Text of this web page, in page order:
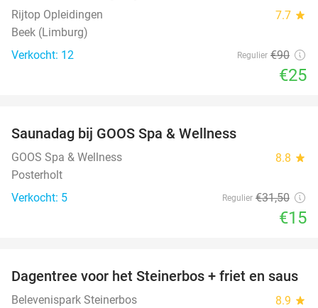
Rijtop Opleidingen 7.7 star
Beek (Limburg)
Verkocht: 12
Regulier €90
€25
TODAY
Saunadag bij GOOS Spa & Wellness
GOOS Spa & Wellness 8.8 star
Posterholt
Verkocht: 5
Regulier €31,50
€15
37%
Dagentree voor het Steinerbos + friet en saus
Belevenispark Steinerbos 8.9 star